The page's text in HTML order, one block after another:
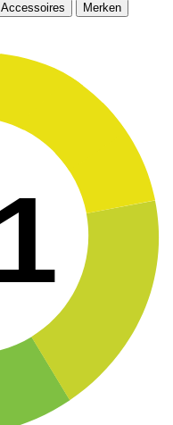
Accessoires
Merken